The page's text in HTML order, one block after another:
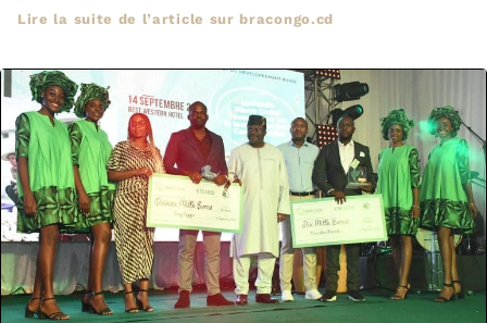
Lire la suite de l’article sur bracongo.cd